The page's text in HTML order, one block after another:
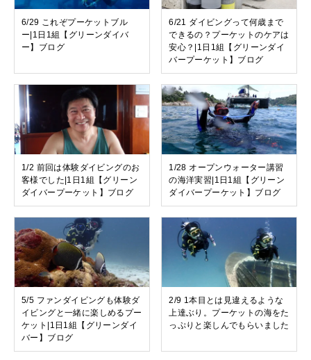
6/29 これぞプーケットブル
ー|1日1組【グリーンダイバ
ー】ブログ
6/21 ダイビングって何歳まで
できるの？プーケットのケアは
安心？|1日1組【グリーンダイ
バープーケット】ブログ
1/2 前回は体験ダイビングのお
客様でした|1日1組【グリーン
ダイバープーケット】ブログ
1/28 オープンウォーター講習
の海洋実習|1日1組【グリーン
ダイバープーケット】ブログ
5/5 ファンダイビングも体験ダ
イビングと一緒に楽しめるプー
ケット|1日1組【グリーンダイ
バー】ブログ
2/9 1本目とは見違えるような
上達ぶり。プーケットの海をた
っぷりと楽しんでもらいました